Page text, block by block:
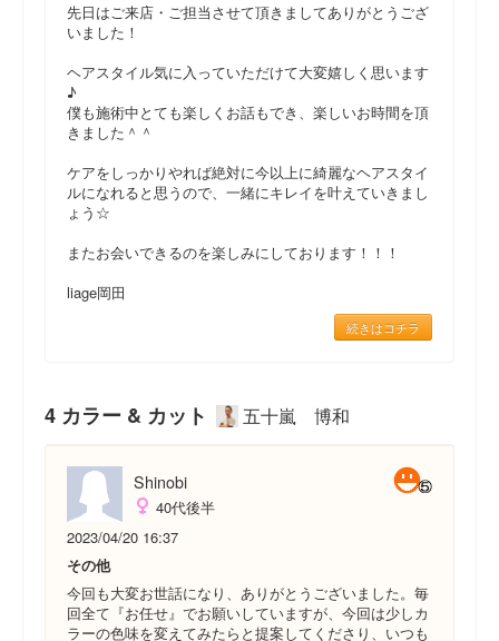
先日はご来店・ご担当させて頂きましてありがとうござ
いました！
ヘアスタイル気に入っていただけて大変嬉しく思います
♪
僕も施術中とても楽しくお話もでき、楽しいお時間を頂
きました＾＾
ケアをしっかりやれば絶対に今以上に綺麗なヘアスタイ
ルになれると思うので、一緒にキレイを叶えていきまし
ょう☆
またお会いできるのを楽しみにしております！！！
liage岡田
続きはコチラ
4 カラー & カット 五十嵐 博和
Shinobi
40代後半
2023/04/20 16:37
その他
今回も大変お世話になり、ありがとうございました。毎
回全て『お任せ』でお願いしていますが、今回は少しカ
ラーの色味を変えてみたらと提案してくださり、いつも